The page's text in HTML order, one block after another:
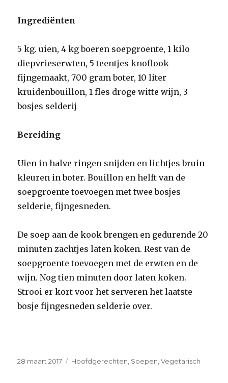
Ingrediënten
5 kg. uien, 4 kg boeren soepgroente, 1 kilo
diepvrieserwten, 5 teentjes knoflook
fijngemaakt, 700 gram boter, 10 liter
kruidenbouillon, 1 fles droge witte wijn, 3
bosjes selderij
Bereiding
Uien in halve ringen snijden en lichtjes bruin
kleuren in boter. Bouillon en helft van de
soepgroente toevoegen met twee bosjes
selderie, fijngesneden.
De soep aan de kook brengen en gedurende 20
minuten zachtjes laten koken. Rest van de
soepgroente toevoegen met de erwten en de
wijn. Nog tien minuten door laten koken.
Strooi er kort voor het serveren het laatste
bosje fijngesneden selderie over.
Geplaatst
28 maart 2017 Categorieën
Hoofdgerechten, Soepen,Vegetarisch